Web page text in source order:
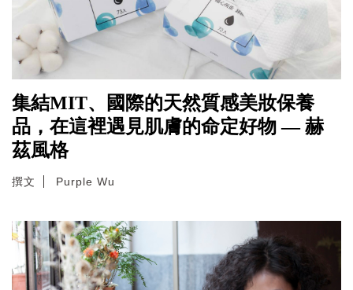
集結MIT、國際的天然質感美妝保養
品，在這裡遇見肌膚的命定好物 — 赫
茲風格
撰文 Purple Wu